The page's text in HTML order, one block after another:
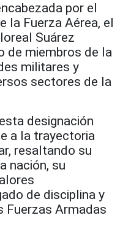
por el
la Fuerza Aérea, el
Suárez
de miembros de la
militares y
sectores de la
designación
a la trayectoria
resaltando su
nación, su
de disciplina y
Fuerzas Armadas